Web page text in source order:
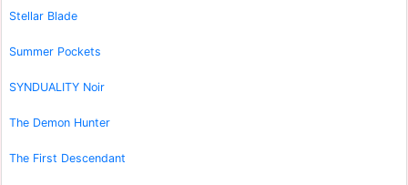
Stellar Blade
Summer Pockets
SYNDUALITY Noir
The Demon Hunter
The First Descendant